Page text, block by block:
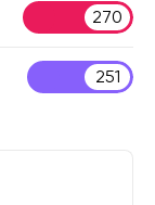
270
251